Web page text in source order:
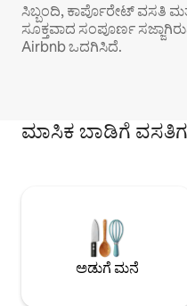
ಸಿಬ್ಬಂದಿ, ಕಾರ್ಪೊರೇಟ್ ವಸತಿ
ಸೂಕ್ತವಾದ ಸಂಪೂರ್ಣ
Airbnb ಒದಗಿಸಿದೆ.
ಮಾಸಿಕ ಬಾಡಿಗೆ
ಅಡುಗೆ ಮನೆ